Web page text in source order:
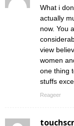
What i
actually
now. You
view
women
one thing
stuffs
Reageer